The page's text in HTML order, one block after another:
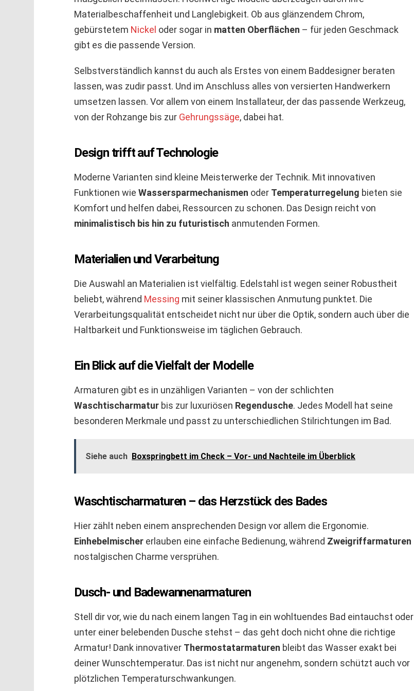
Materialbeschaffenheit und Langlebigkeit. Ob aus glänzendem Chrom,
gebürstetem Nickel oder sogar in matten Oberflächen – für jeden Geschmack
gibt es die passende Version.
Selbstverständlich kannst du auch als Erstes von einem Baddesigner beraten
lassen, was zudir passt. Und im Anschluss alles von versierten Handwerkern
umsetzen lassen. Vor allem von einem Installateur, der das passende Werkzeug,
von der Rohzange bis zur Gehrungssäge, dabei hat.
Design trifft auf Technologie
Moderne Varianten sind kleine Meisterwerke der Technik. Mit innovativen
Funktionen wie Wassersparmechanismen oder Temperaturregelung bieten sie
Komfort und helfen dabei, Ressourcen zu schonen. Das Design reicht von
minimalistisch bis hin zu futuristisch anmutenden Formen.
Materialien und Verarbeitung
Die Auswahl an Materialien ist vielfältig. Edelstahl ist wegen seiner Robustheit
beliebt, während Messing mit seiner klassischen Anmutung punktet. Die
Verarbeitungsqualität entscheidet nicht nur über die Optik, sondern auch über die
Haltbarkeit und Funktionsweise im täglichen Gebrauch.
Ein Blick auf die Vielfalt der Modelle
Armaturen gibt es in unzähligen Varianten – von der schlichten
Waschtischarmatur bis zur luxuriösen Regendusche. Jedes Modell hat seine
besonderen Merkmale und passt zu unterschiedlichen Stilrichtungen im Bad.
Siehe auch Boxspringbett im Check – Vor- und Nachteile im Überblick
Waschtischarmaturen – das Herzstück des Bades
Hier zählt neben einem ansprechenden Design vor allem die Ergonomie.
Einhebelmischer erlauben eine einfache Bedienung, während Zweigriffarmaturen
nostalgischen Charme versprühen.
Dusch- und Badewannenarmaturen
Stell dir vor, wie du nach einem langen Tag in ein wohltuendes Bad eintauchst oder
unter einer belebenden Dusche stehst – das geht doch nicht ohne die richtige
Armatur! Dank innovativer Thermostatarmaturen bleibt das Wasser exakt bei
deiner Wunschtemperatur. Das ist nicht nur angenehm, sondern schützt auch vor
plötzlichen Temperaturschwankungen.